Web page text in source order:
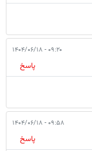
۰۹:۲۰ - ۱۴۰۴/۰۶/۱۸
پاسخ
۰۹:۵۸ - ۱۴۰۴/۰۶/۱۸
پاسخ